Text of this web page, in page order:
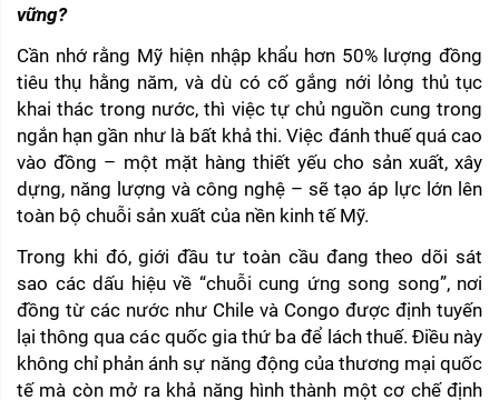
vững?
Cần nhớ rằng Mỹ hiện nhập khẩu hơn 50% lượng đồng
tiêu thụ hằng năm, và dù có cố gắng nới lỏng thủ tục
khai thác trong nước, thì việc tự chủ nguồn cung trong
ngắn hạn gần như là bất khả thi. Việc đánh thuế quá cao
vào đồng – một mặt hàng thiết yếu cho sản xuất, xây
dựng, năng lượng và công nghệ – sẽ tạo áp lực lớn lên
toàn bộ chuỗi sản xuất của nền kinh tế Mỹ.
Trong khi đó, giới đầu tư toàn cầu đang theo dõi sát
sao các dấu hiệu về “chuỗi cung ứng song song”, nơi
đồng từ các nước như Chile và Congo được định tuyến
lại thông qua các quốc gia thứ ba để lách thuế. Điều này
không chỉ phản ánh sự năng động của thương mại quốc
tế mà còn mở ra khả năng hình thành một cơ chế định